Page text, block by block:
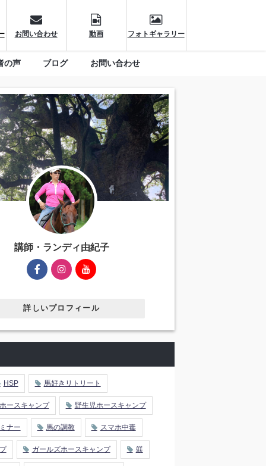
お問い合わせ 動画 フォトギャラリー
の声 ブログ お問い合わせ
講師・ランディ由紀子
詳しいプロフィール
HSP 馬好きリトリート
ースキャンプ 野生児ホースキャンプ
ナー 馬の調教 スマホ中毒
ガールズホースキャンプ 躾